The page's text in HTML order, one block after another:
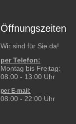
Öffnungszeiten
Wir sind für Sie da!
per Telefon:
Montag bis Freitag:
08:00 - 13:00 Uhr
per E-mail:
08:00 - 22:00 Uhr